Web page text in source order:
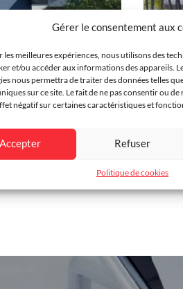
Gérer le consentement aux
meilleures expériences, nous utilisons des
et/ou accéder aux informations des appareils.
nous permettra de traiter des données telles
sur ce site. Le fait de ne pas consentir ou
négatif sur certaines caractéristiques et
Accepter Refuser
Politique de cookies
Holev